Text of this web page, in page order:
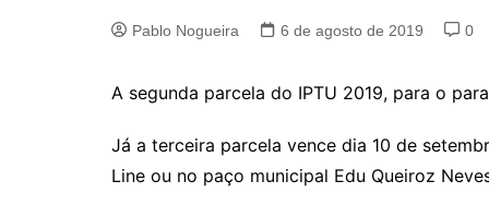
Pablo Nogueira 6 de agosto de 2019 0
A segunda parcela do IPTU 2019, para o
Já a terceira parcela vence dia 10 de
Line ou no paço municipal Edu Queiroz